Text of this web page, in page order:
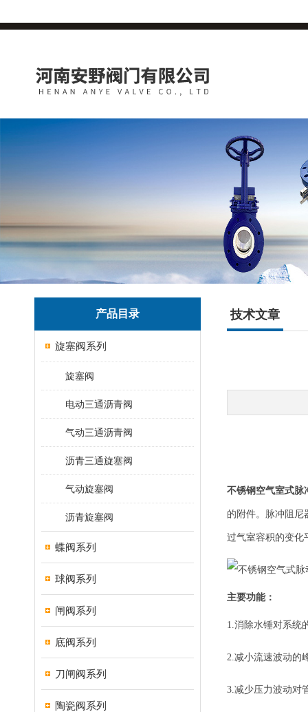
产品目录
旋塞阀系列
旋塞阀
电动三通沥青阀
气动三通沥青阀
沥青三通旋塞阀
气动旋塞阀
沥青旋塞阀
蝶阀系列
球阀系列
闸阀系列
底阀系列
刀闸阀系列
陶瓷阀系列
技术文章
不锈钢空气室式脉
的附件。脉冲阻尼
过气室容积的变化
主要功能：
1.消除水锤对系统
2.减小流速波动的
3.减少压力波动对